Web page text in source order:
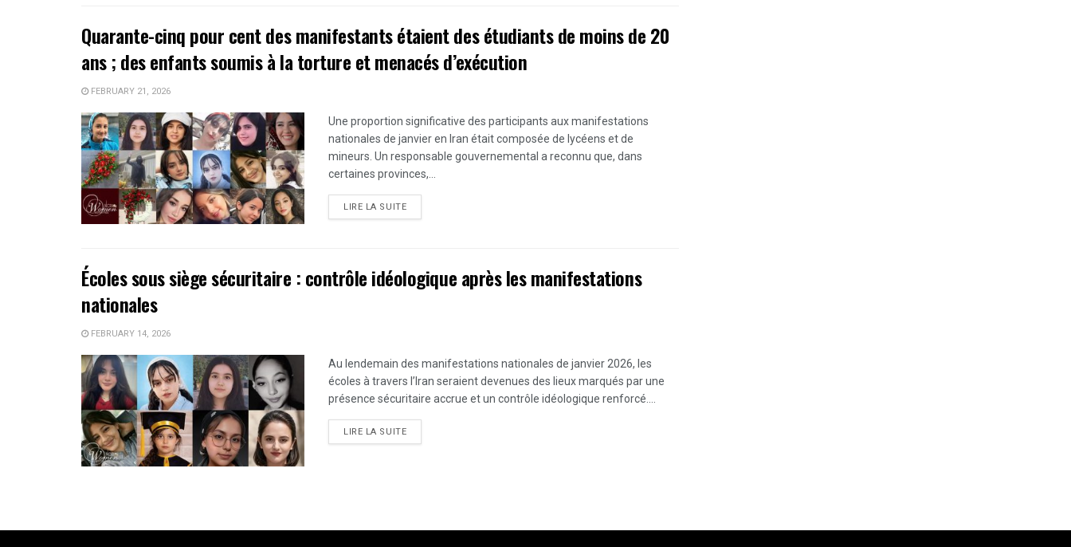
Quarante-cinq pour cent des manifestants étaient des étudiants de moins de 20
ans ; des enfants soumis à la torture et menacés d’exécution
FEBRUARY 21, 2026
Une proportion significative des participants aux manifestations
nationales de janvier en Iran était composée de lycéens et de
mineurs. Un responsable gouvernemental a reconnu que, dans
certaines provinces,...
LIRE LA SUITEDETAILS
Écoles sous siège sécuritaire : contrôle idéologique après les manifestations
nationales
FEBRUARY 14, 2026
Au lendemain des manifestations nationales de janvier 2026, les
écoles à travers l’Iran seraient devenues des lieux marqués par une
présence sécuritaire accrue et un contrôle idéologique renforcé....
LIRE LA SUITEDETAILS